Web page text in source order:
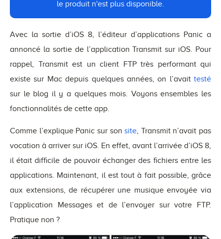
le produit n'est plus disponible.
Avec la sortie d’iOS 8, l’éditeur d’applications Panic a
annoncé la sortie de l’application Transmit sur iOS. Pour
rappel, Transmit est un client FTP très performant qui
existe sur Mac depuis quelques années, on l’avait testé
sur le blog il y a quelques mois. Voyons ensembles les
fonctionnalités de cette app.
Comme l’explique Panic sur sonsite, Transmit n’avait pas
vocation à arriver sur iOS. En effet, avant l’arrivée d’iOS 8,
il était difficile de pouvoir échanger des fichiers entre les
applications. Maintenant, il est tout à fait possible, grâce
aux extensions, de récupérer une musique envoyée via
l’application Messages et de l’envoyer sur votre FTP.
Pratique non ?